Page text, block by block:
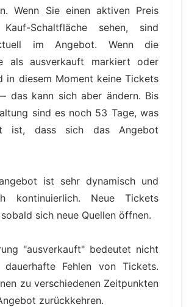
Wenn Sie einen aktiven Preis
Schaltfläche sehen, sind
im Angebot. Wenn die
als ausverkauft markiert oder
in diesem Moment keine Tickets
das kann sich aber ändern. Bis
sind es noch 53 Tage, was
ist, dass sich das Angebot
ist sehr dynamisch und
kontinuierlich. Neue Tickets
sich neue Quellen öffnen.
"ausverkauft" bedeutet nicht
Fehlen von Tickets.
zu verschiedenen Zeitpunkten
zurückkehren.